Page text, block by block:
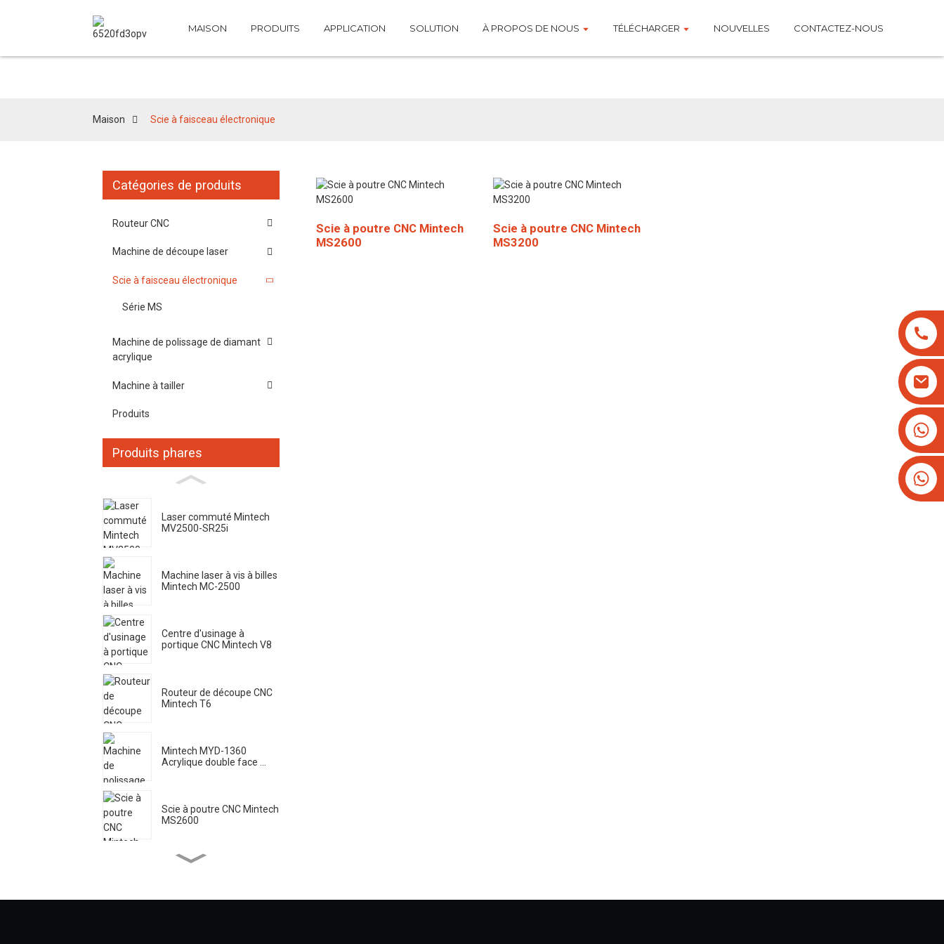
MAISON PRODUITS APPLICATION SOLUTION À PROPOS DE NOUS TÉLÉCHARGER NOUVELLES CONTACTEZ-NOUS
Scie à faisceau électronique
Maison Scie à faisceau électronique
Catégories de produits
Routeur CNC
Machine de découpe laser
Scie à faisceau électronique
Série MS
Machine de polissage de diamant
acrylique
Machine à tailler
Produits
Produits phares
Laser commuté Mintech
MV2500-SR25i
Machine laser à vis à billes
Mintech MC-2500
Centre d'usinage à
portique CNC Mintech V8
Routeur de découpe CNC
Mintech T6
Mintech MYD-1360
Acrylique double face ...
Scie à poutre CNC Mintech
MS2600
Scie à poutre CNC Mintech
MS2600
Scie à poutre CNC Mintech
MS3200